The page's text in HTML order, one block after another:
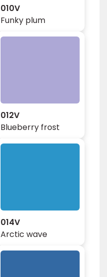
010V
Funky plum
012V
Blueberry frost
014V
Arctic wave